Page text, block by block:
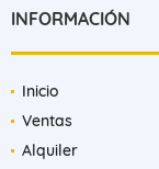
INFORMACIÓN
Inicio
Ventas
Alquiler